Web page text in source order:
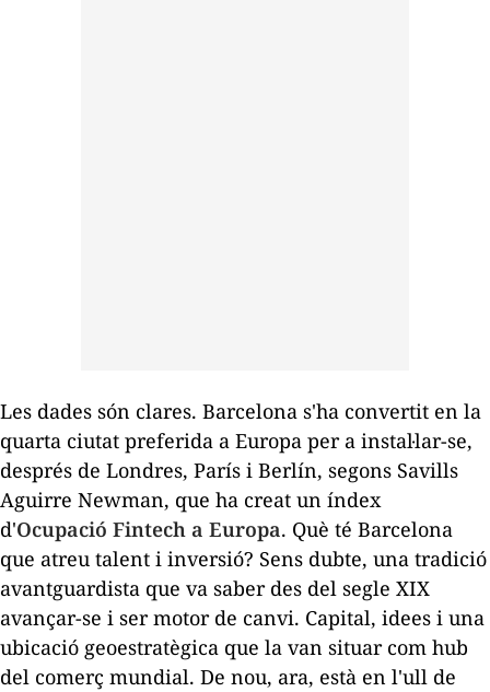
Les dades són clares. Barcelona s'ha convertit en la
quarta ciutat preferida a Europa per a instal·lar-se,
després de Londres, París i Berlín, segons Savills
Aguirre Newman, que ha creat un índex
d'Ocupació Fintech a Europa. Què té Barcelona
que atreu talent i inversió? Sens dubte, una tradició
avantguardista que va saber des del segle XIX
avançar-se i ser motor de canvi. Capital, idees i una
ubicació geoestratègica que la van situar com hub
del comerç mundial. De nou, ara, està en l'ull de